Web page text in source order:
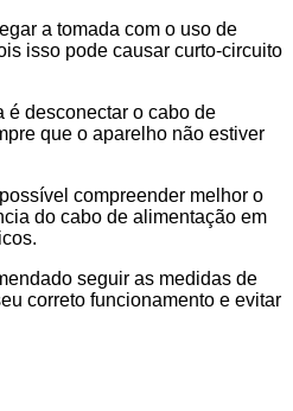
a tomada com o uso de
isso pode causar curto-circuito
é desconectar o cabo de
que o aparelho não estiver
compreender melhor o
do cabo de alimentação em
seguir as medidas de
correto funcionamento e evitar